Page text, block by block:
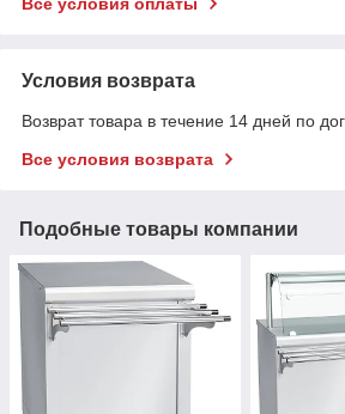
Условия возврата
Возврат товара в течение 14 дней по
Все условия возврата
Подобные товары компании